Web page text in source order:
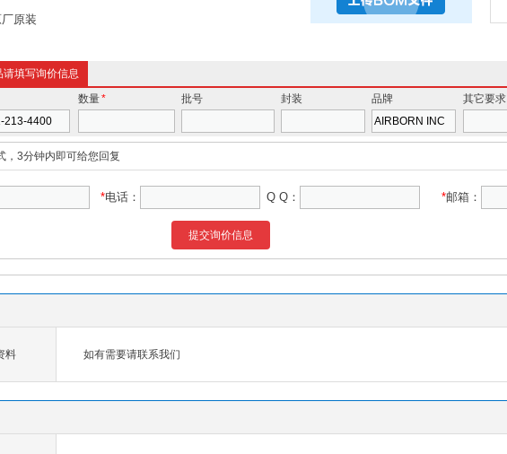
厂原装
请填写询价信息
数量* 批号 封装 品牌 其它要求
，3分钟内即可给您回复
*电话： Q Q： *邮箱：
提交询价信息
料 如有需要请联系我们